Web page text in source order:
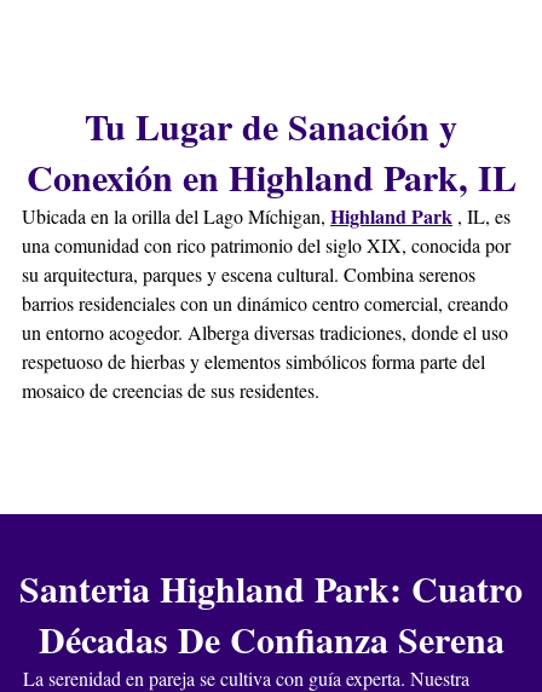
Tu Lugar de Sanación y
Conexión en Highland Park, IL
Ubicada en la orilla del Lago Míchigan, Highland Park , IL, es
una comunidad con rico patrimonio del siglo XIX, conocida por
su arquitectura, parques y escena cultural. Combina serenos
barrios residenciales con un dinámico centro comercial, creando
un entorno acogedor. Alberga diversas tradiciones, donde el uso
respetuoso de hierbas y elementos simbólicos forma parte del
mosaico de creencias de sus residentes.
Santeria Highland Park: Cuatro
Décadas De Confianza Serena
La serenidad en pareja se cultiva con guía experta. Nuestra